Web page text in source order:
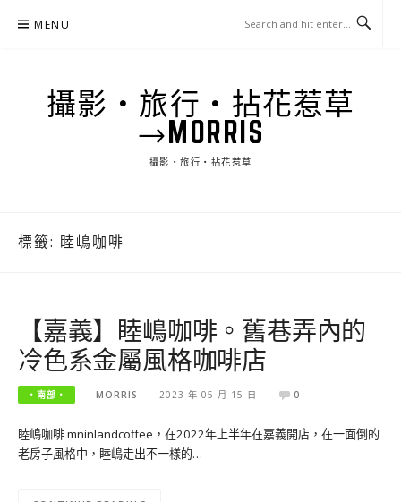
MENU
攝影‧旅行‧拈花惹草
→MORRIS
攝影‧旅行‧拈花惹草
標籤: 睦嶋咖啡
【嘉義】睦嶋咖啡。舊巷弄內的
冷色系金屬風格咖啡店
‧南部‧ MORRIS 2023 年 05 月 15 日 0
睦嶋咖啡 mninlandcoffee，在2022年上半年在嘉義開店，在一面倒的
老房子風格中，睦嶋走出不一樣的…